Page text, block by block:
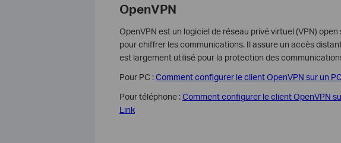
OpenVPN
OpenVPN est un logiciel de réseau privé virtuel (VPN)
pour chiffrer les communications. Il assure un accès
est largement utilisé pour la protection des
Pour PC :Comment configurer le client OpenVPN sur un
Pour téléphone :Comment configurer le client OpenVPN
Link